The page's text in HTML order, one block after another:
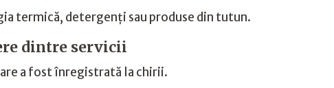
termică, detergenți sau produse din tutun.
dintre servicii
a fost înregistrată la chirii.